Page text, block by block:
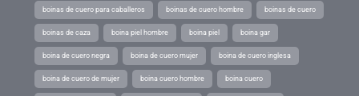
boinas de cuero para caballeros boinas de cuero hombre boinas de cuero
boinas de caza boina piel hombre boina piel boina gar
boina de cuero negra boina de cuero mujer boina de cuero inglesa
boina de cuero de mujer boina cuero hombre boina cuero